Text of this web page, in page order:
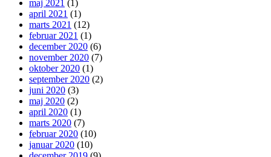
maj 2021 (1)
april 2021 (1)
marts 2021 (12)
februar 2021 (1)
december 2020 (6)
november 2020 (7)
oktober 2020 (1)
september 2020 (2)
juni 2020 (3)
maj 2020 (2)
april 2020 (1)
marts 2020 (7)
februar 2020 (10)
januar 2020 (10)